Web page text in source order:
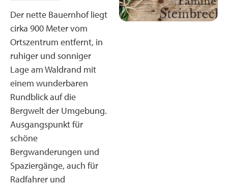
Der nette Bauernhof liegt
cirka 900 Meter vom
Ortszentrum entfernt, in
ruhiger und sonniger
Lage am Waldrand mit
einem wunderbaren
Rundblick auf die
Bergwelt der Umgebung.
Ausgangspunkt für
schöne
Bergwanderungen und
Spaziergänge, auch für
Radfahrer und